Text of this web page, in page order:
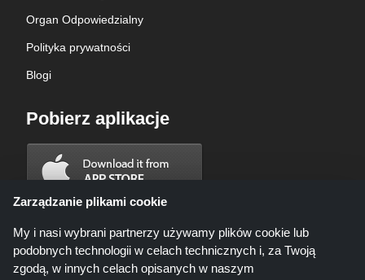
Organ Odpowiedzialny
Polityka prywatności
Blogi
Pobierz aplikacje
Zarządzanie plikami cookie
My i nasi wybrani partnerzy używamy plików cookie lub
podobnych technologii w celach technicznych i, za Twoją
zgodą, w innych celach opisanych w naszym